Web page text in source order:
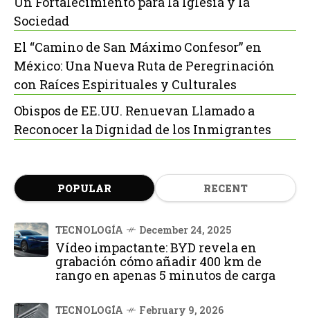
Sociedad
El “Camino de San Máximo Confesor” en
México: Una Nueva Ruta de Peregrinación
con Raíces Espirituales y Culturales
Obispos de EE.UU. Renuevan Llamado a
Reconocer la Dignidad de los Inmigrantes
POPULAR RECENT
TECNOLOGÍA December 24, 2025
Vídeo impactante: BYD revela en
grabación cómo añadir 400 km de
rango en apenas 5 minutos de carga
TECNOLOGÍA February 9, 2026